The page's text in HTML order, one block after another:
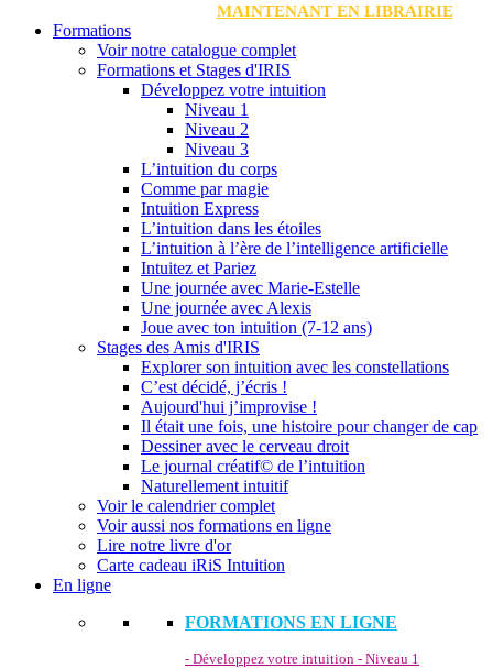
MAINTENANT EN LIBRAIRIE
Formations
Voir notre catalogue complet
Formations et Stages d'IRIS
Développez votre intuition
Niveau 1
Niveau 2
Niveau 3
L’intuition du corps
Comme par magie
Intuition Express
L’intuition dans les étoiles
L’intuition à l’ère de l’intelligence artificielle
Intuitez et Pariez
Une journée avec Marie-Estelle
Une journée avec Alexis
Joue avec ton intuition (7-12 ans)
Stages des Amis d'IRIS
Explorer son intuition avec les constellations
C’est décidé, j’écris !
Aujourd'hui j’improvise !
Il était une fois, une histoire pour changer de cap
Dessiner avec le cerveau droit
Le journal créatif© de l’intuition
Naturellement intuitif
Voir le calendrier complet
Voir aussi nos formations en ligne
Lire notre livre d'or
Carte cadeau iRiS Intuition
En ligne
FORMATIONS EN LIGNE
- Développez votre intuition - Niveau 1